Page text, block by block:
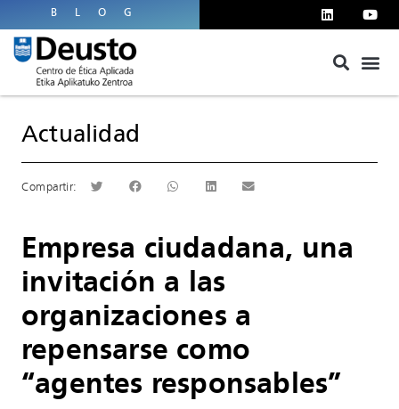
BLOG
Actualidad
Empresa ciudadana, una
invitación a las
organizaciones a
repensarse como
“agentes responsables”